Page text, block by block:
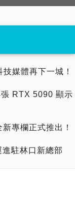
媒體再下一城！
張 RTX 5090 顯示
專欄正式推出！
駐林口新總部